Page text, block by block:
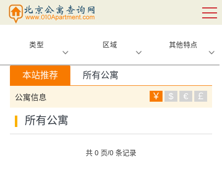
类型 区域 其他特点
本站推荐 所有公寓
公寓信息 ￥ $ € ￡
所有公寓
共 0 页/0 条记录